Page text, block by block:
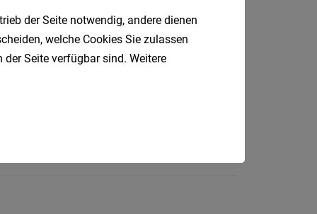
der Seite notwendig, andere dienen
welche Cookies Sie zulassen
Seite verfügbar sind. Weitere